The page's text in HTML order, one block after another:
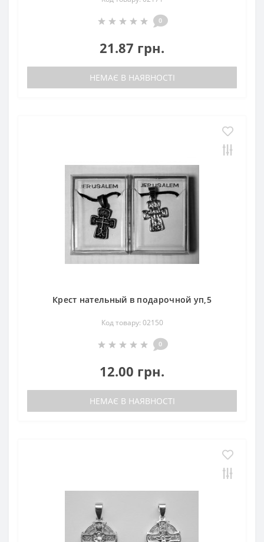
0
21.87 грн.
НЕМАЄ В НАЯВНОСТІ
Крест нательный в подарочной уп,5
Код товару: 02150
0
12.00 грн.
НЕМАЄ В НАЯВНОСТІ